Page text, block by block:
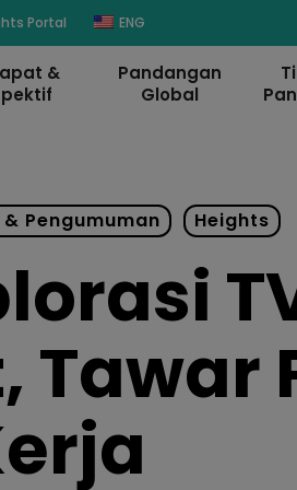
Portal ENG
&
Pandangan
Global
Pengumuman Heights
Tawar
modal-check